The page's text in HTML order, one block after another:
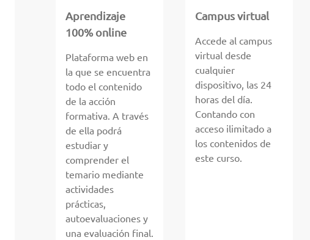
Aprendizaje
100% online
Plataforma web en
la que se encuentra
todo el contenido
de la acción
formativa. A través
de ella podrá
estudiar y
comprender el
temario mediante
actividades
prácticas,
autoevaluaciones y
una evaluación final.
Campus virtual
Accede al campus
virtual desde
cualquier
dispositivo, las 24
horas del día.
Contando con
acceso ilimitado a
los contenidos de
este curso.